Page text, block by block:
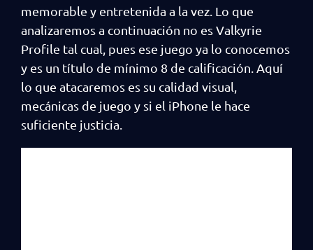
memorable y entretenida a la vez. Lo que
analizaremos a continuación no es Valkyrie
Profile tal cual, pues ese juego ya lo conocemos
y es un título de mínimo 8 de calificación. Aquí
lo que atacaremos es su calidad visual,
mecánicas de juego y si el iPhone le hace
suficiente justicia.